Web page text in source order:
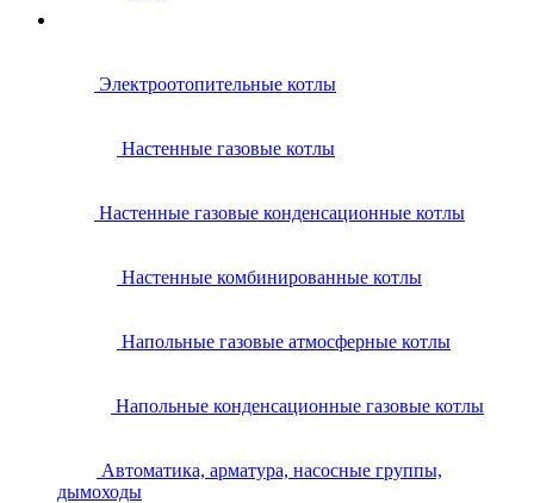
Электроотопительные котлы
Настенные газовые котлы
Настенные газовые конденсационные котлы
Настенные комбинированные котлы
Напольные газовые атмосферные котлы
Напольные конденсационные газовые котлы
Автоматика, арматура, насосные группы,
дымоходы